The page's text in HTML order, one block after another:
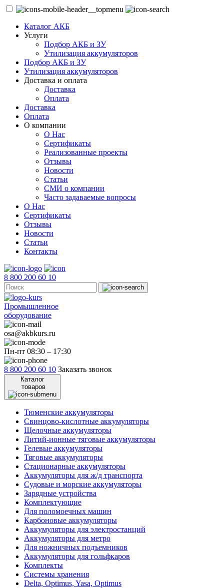
Каталог АКБ
Услуги
Подбор АКБ и ЗУ
Утилизация аккумуляторов
Подбор АКБ и ЗУ
Утилизация аккумуляторов
Доставка и оплата
Доставка
Оплата
Доставка
Оплата
О компании
О Нас
Сертификаты
Реализованные проекты
Отзывы
Новости
Статьи
СМИ о компании
Часто задаваемые вопросы
О Нас
Сертификаты
Отзывы
Новости
Статьи
Контакты
8 800 200 60 10
Промышленное
оборудование
osa@akbkurs.ru
Пн-пт 08:30 – 17:30
8 800 200 60 10 Заказать звонок
Каталог
товаров
Тюменские аккумуляторы
Свинцово-кислотные аккумуляторы
Щелочные аккумуляторы
Литий-ионные тяговые аккумуляторы
Гелевые аккумуляторы
Тяговые аккумуляторы
Стационарные аккумуляторы
Аккумуляторы для ж/д транспорта
Судовые и морские аккумуляторы
Зарядные устройства
Комплектующие
Для поломоечных машин
Карбоновые аккумуляторы
Аккумуляторы для электростанций
Аккумуляторы для метро
Для ножничных подъемников
Аккумуляторы для гольфкаров
Комплекты
Системы хранения
Delta, Optimus, Yasa, Optimus